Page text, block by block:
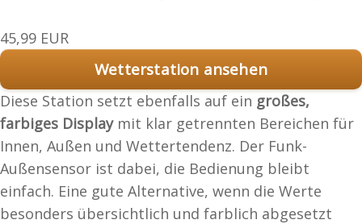
45,99 EUR
Wetterstation ansehen
Diese Station setzt ebenfalls auf ein großes,
farbiges Displaymit klar getrennten Bereichen für
Innen, Außen und Wettertendenz. Der Funk-
Außensensor ist dabei, die Bedienung bleibt
einfach. Eine gute Alternative, wenn die Werte
besonders übersichtlich und farblich abgesetzt